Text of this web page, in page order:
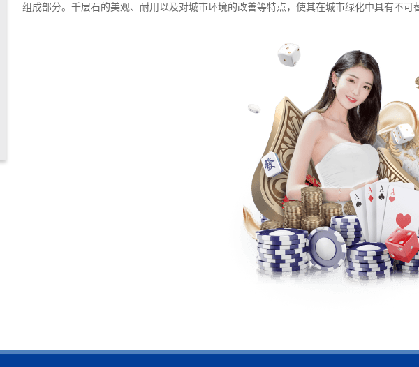
组成部分。千层石的美观、耐用以及对城市环境的改善等特点，使其在城市绿化中具有不可